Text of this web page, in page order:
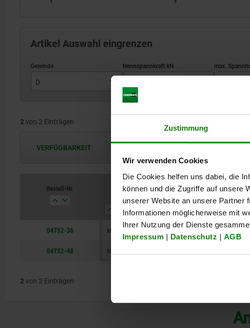
Zustimmung
Wir verwenden Cookies
Die Cookies helfen uns dabei, die
können und die Zugriffe auf unsere
unserer Website an unsere Partner
Informationen möglicherweise mit
Ihrer Nutzung der Dienste
Impressum | Datenschutz | AGB
Artikel Auswahl eingrenzen
D
M48X3
2 von 2 Einträgen
VERFÜGBARKEIT
Bestell-Nr.
Nennspannkraft kN
Spannhub
04752-36 M36x3 40 1,5 19
04752-48 M48X3
2 von 2 Einträgen